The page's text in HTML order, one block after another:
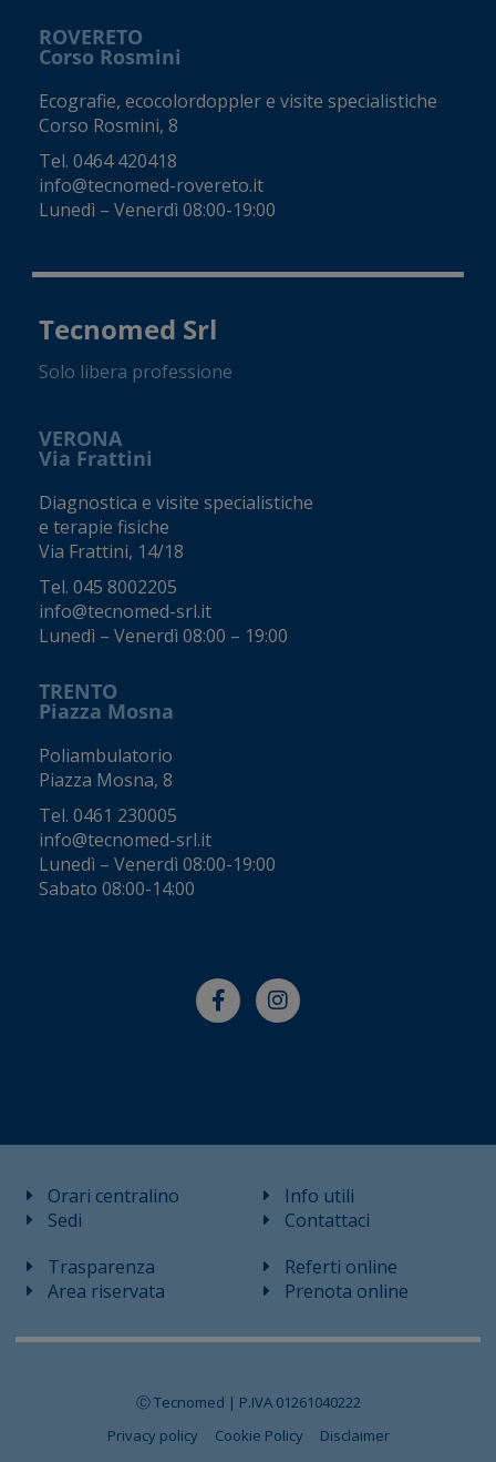
ROVERETO
Corso Rosmini
Ecografie, ecocolordoppler e visite specialistiche
Corso Rosmini, 8
Tel. 0464 420418
info@tecnomed-rovereto.it
Lunedì – Venerdì 08:00-19:00
Tecnomed Srl
Solo libera professione
VERONA
Via Frattini
Diagnostica e visite specialistiche
e terapie fisiche
Via Frattini, 14/18
Tel. 045 8002205
info@tecnomed-srl.it
Lunedì – Venerdì 08:00 – 19:00
TRENTO
Piazza Mosna
Poliambulatorio
Piazza Mosna, 8
Tel. 0461 230005
info@tecnomed-srl.it
Lunedì – Venerdì 08:00-19:00
Sabato 08:00-14:00
Orari centralino
Sedi
Info utili
Contattaci
Trasparenza
Area riservata
Referti online
Prenota online
Ⓒ Tecnomed | P.IVA 01261040222
Privacy policy
Cookie Policy Disclaimer